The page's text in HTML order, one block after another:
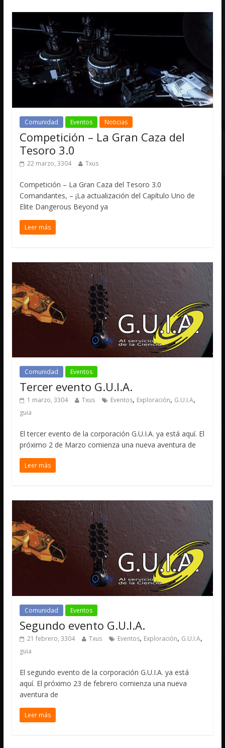
Comunidad Eventos Noticias
Competición – La Gran Caza del
Tesoro 3.0
22 marzo, 3304 Txus
Competición – La Gran Caza del Tesoro 3.0
Comandantes, – ¡La actualización del Capítulo Uno de
Elite Dangerous Beyond ya
Leer más
Comunidad Eventos
Tercer evento G.U.I.A.
1 marzo, 3304 Txus Eventos, Exploración, G.U.I.A,
guia
El tercer evento de la corporación G.U.I.A. ya está aquí. El
próximo 2 de Marzo comienza una nueva aventura de
Leer más
Comunidad Eventos
Segundo evento G.U.I.A.
21 febrero, 3304 Txus Eventos, Exploración, G.U.I.A,
guia
El segundo evento de la corporación G.U.I.A. ya está
aquí. El próximo 23 de febrero comienza una nueva
aventura de
Leer más